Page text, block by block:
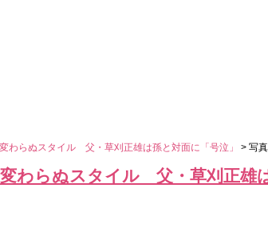
わらぬスタイル 父・草刈正雄は孫と対面に「号泣」 > 写
わらぬスタイル 父・草刈正雄